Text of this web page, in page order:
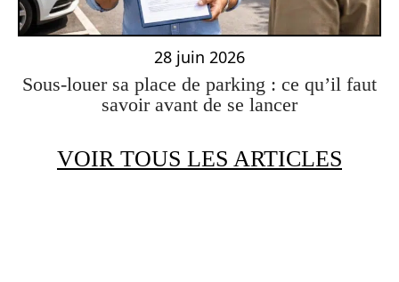
28 juin 2026
Sous-louer sa place de parking : ce qu’il faut
savoir avant de se lancer
VOIR TOUS LES ARTICLES